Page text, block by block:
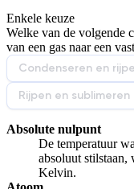
De uitleg gaat te
Afspelen werkte
Enkele keuze
Welke van de volgende
van een gas naar een
Condenseren en
Rijpen en sublimeren
Absolute nulpunt
De temperatuur
absoluut stilstaan,
Kelvin.